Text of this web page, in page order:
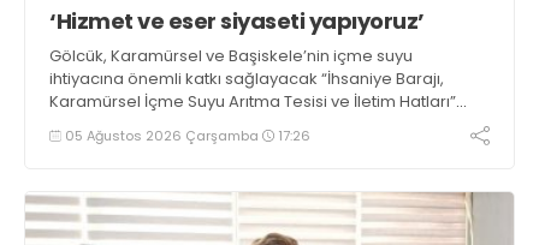
‘Hizmet ve eser siyaseti yapıyoruz’
Gölcük, Karamürsel ve Başiskele’nin içme suyu
ihtiyacına önemli katkı sağlayacak “İhsaniye Barajı,
Karamürsel İçme Suyu Arıtma Tesisi ve İletim Hatları”
projesinin tanıtım töreninde konuşan Büyükşehir
Belediye Başkanı Tahir Büyükakın, “Hizmet ve eser
05 Ağustos 2026 Çarşamba 17:26